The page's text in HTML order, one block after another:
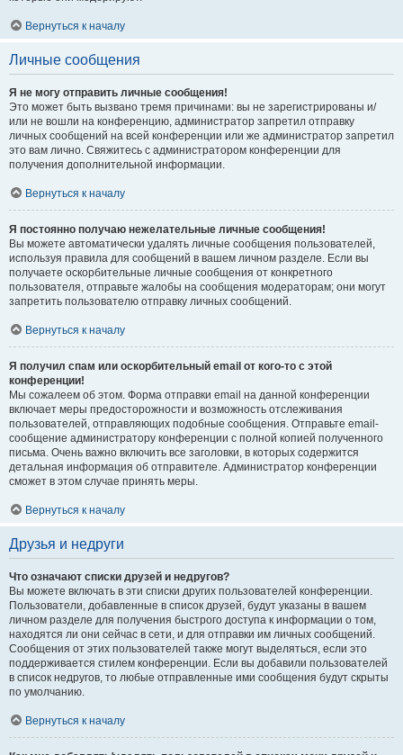
Вернуться к началу
Личные сообщения
Я не могу отправить личные сообщения!
Это может быть вызвано тремя причинами: вы не зарегистрированы и/
или не вошли на конференцию, администратор запретил отправку
личных сообщений на всей конференции или же администратор запретил
это вам лично. Свяжитесь с администратором конференции для
получения дополнительной информации.
Вернуться к началу
Я постоянно получаю нежелательные личные сообщения!
Вы можете автоматически удалять личные сообщения пользователей,
используя правила для сообщений в вашем личном разделе. Если вы
получаете оскорбительные личные сообщения от конкретного
пользователя, отправьте жалобы на сообщения модераторам; они могут
запретить пользователю отправку личных сообщений.
Вернуться к началу
Я получил спам или оскорбительный email от кого-то с этой
конференции!
Мы сожалеем об этом. Форма отправки email на данной конференции
включает меры предосторожности и возможность отслеживания
пользователей, отправляющих подобные сообщения. Отправьте email-
сообщение администратору конференции с полной копией полученного
письма. Очень важно включить все заголовки, в которых содержится
детальная информация об отправителе. Администратор конференции
сможет в этом случае принять меры.
Вернуться к началу
Друзья и недруги
Что означают списки друзей и недругов?
Вы можете включать в эти списки других пользователей конференции.
Пользователи, добавленные в список друзей, будут указаны в вашем
личном разделе для получения быстрого доступа к информации о том,
находятся ли они сейчас в сети, и для отправки им личных сообщений.
Сообщения от этих пользователей также могут выделяться, если это
поддерживается стилем конференции. Если вы добавили пользователей
в список недругов, то любые отправленные ими сообщения будут скрыты
по умолчанию.
Вернуться к началу